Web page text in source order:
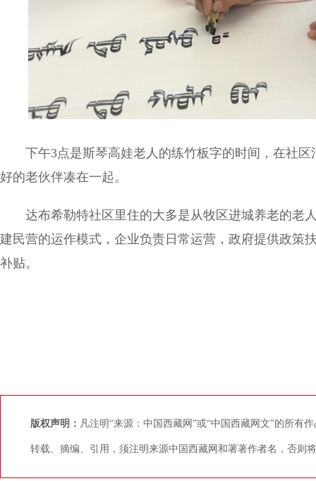
下午3点是斯琴高娃老人的练竹板字的时间，在社区
好的老伙伴凑在一起。
达布希勒特社区里住的大多是从牧区进城养老的老
建民营的运作模式，企业负责日常运营，政府提供政策
补贴。
版权声明： 凡注明“来源：中国西藏网”或“中国西藏网文”的所有
转载、摘编、引用，须注明来源中国西藏网和署著作者名，否则